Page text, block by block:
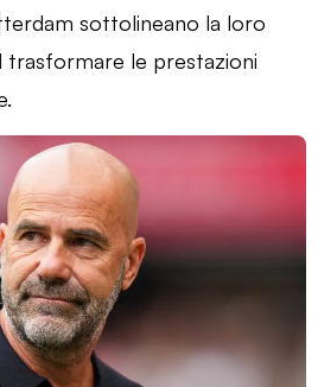
sottolineano la loro
le prestazioni